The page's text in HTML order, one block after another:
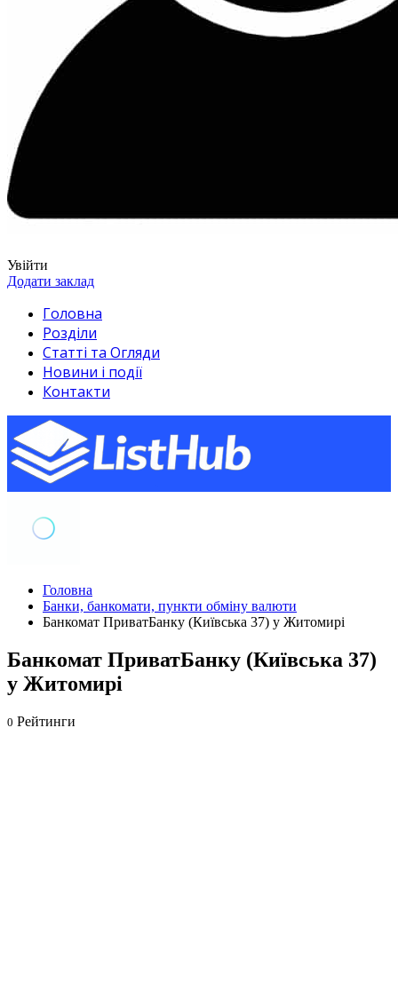
Увійти
Додати заклад
Головна
Розділи
Статті та Огляди
Новини і події
Контакти
Головна
Банки, банкомати, пункти обміну валюти
Банкомат ПриватБанку (Київська 37) у Житомирі
Банкомат ПриватБанку (Київська 37)
у Житомирі
0 Рейтинги